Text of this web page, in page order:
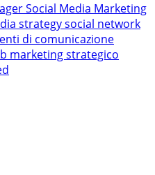
Social Media Marketing
strategysocial network
di comunicazione
marketing strategico